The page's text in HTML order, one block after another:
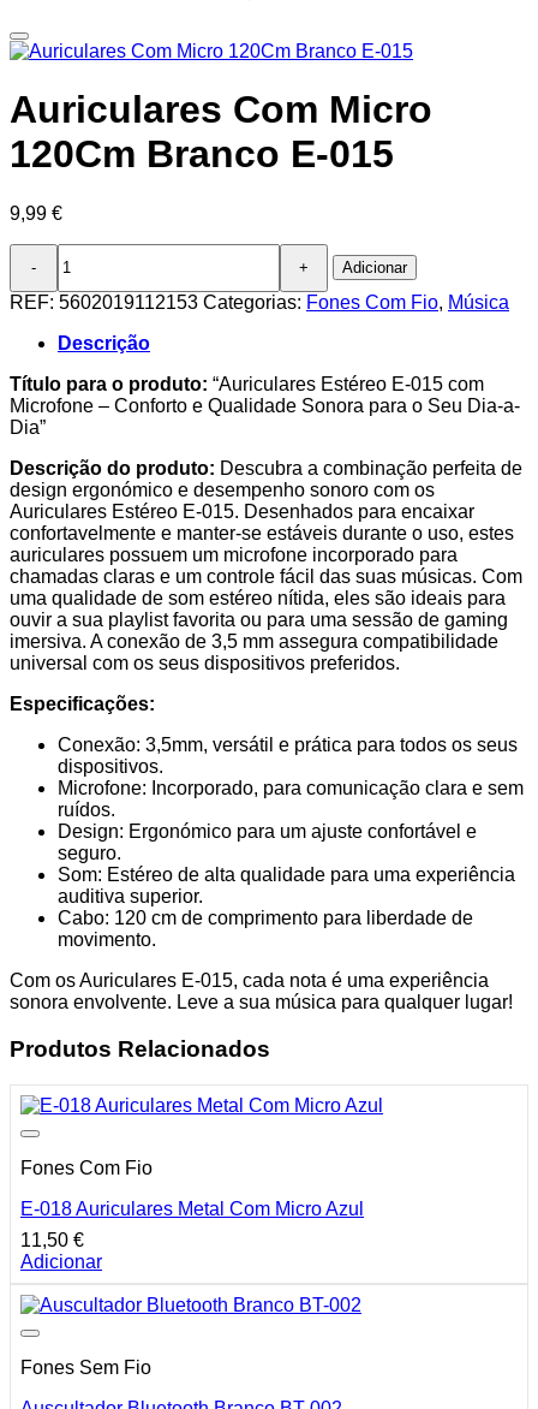
Auriculares Com Micro
120Cm Branco E-015
9,99 €
Quantidade
Auriculares
Micro
Branco
E-
015
Adicionar
REF: 5602019112153 Categorias: Fones Com Fio, Música
Descrição
Título para o produto: “Auriculares Estéreo E-015 com
Microfone – Conforto e Qualidade Sonora para o Seu Dia-a-
Dia”
Descrição do produto: Descubra a combinação perfeita de
design ergonómico e desempenho sonoro com os
Auriculares Estéreo E-015. Desenhados para encaixar
confortavelmente e manter-se estáveis durante o uso, estes
auriculares possuem um microfone incorporado para
chamadas claras e um controle fácil das suas músicas. Com
uma qualidade de som estéreo nítida, eles são ideais para
ouvir a sua playlist favorita ou para uma sessão de gaming
imersiva. A conexão de 3,5 mm assegura compatibilidade
universal com os seus dispositivos preferidos.
Especificações:
Conexão: 3,5mm, versátil e prática para todos os seus
dispositivos.
Microfone: Incorporado, para comunicação clara e sem
ruídos.
Design: Ergonómico para um ajuste confortável e
seguro.
Som: Estéreo de alta qualidade para uma experiência
auditiva superior.
Cabo: 120 cm de comprimento para liberdade de
movimento.
Com os Auriculares E-015, cada nota é uma experiência
sonora envolvente. Leve a sua música para qualquer lugar!
Produtos Relacionados
Fones Com Fio
E-018 Auriculares Metal Com Micro Azul
11,50 €
Adicionar
Fones Sem Fio